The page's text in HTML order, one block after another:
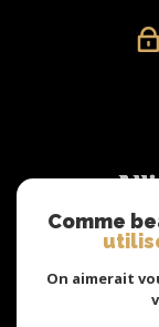
Comme
On aimerait